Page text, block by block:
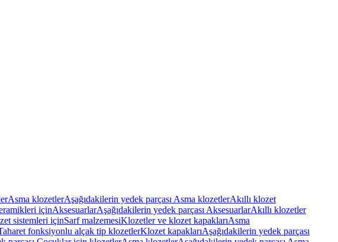
Asma klozetlerAşağıdakilerin yedek parçası Asma klozetlerAkıllı klozet
içinAksesuarlarAşağıdakilerin yedek parçası AksesuarlarAkıllı klozetler
sistemleri içinSarf malzemesiKlozetler ve klozet kapaklarıAsma
fonksiyonlu alçak tip klozetlerKlozet kapaklarıAşağıdakilerin yedek parçası